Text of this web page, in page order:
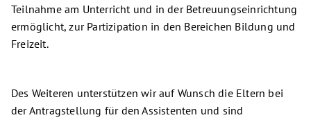
Teilnahme am Unterricht und in der Betreuungseinrichtung
ermöglicht, zur Partizipation in den Bereichen Bildung und
Freizeit.
Des Weiteren unterstützen wir auf Wunsch die Eltern bei
der Antragstellung für den Assistenten und sind